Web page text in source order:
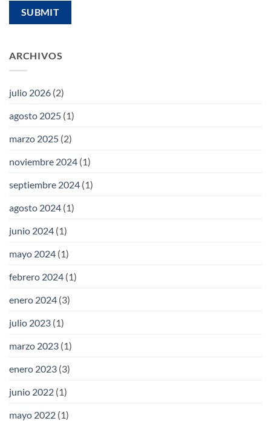
ARCHIVOS
julio 2026 (2)
agosto 2025 (1)
marzo 2025 (2)
noviembre 2024 (1)
septiembre 2024 (1)
agosto 2024 (1)
junio 2024 (1)
mayo 2024 (1)
febrero 2024 (1)
enero 2024 (3)
julio 2023 (1)
marzo 2023 (1)
enero 2023 (3)
junio 2022 (1)
mayo 2022 (1)